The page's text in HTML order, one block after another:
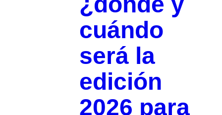
cuándo
será la
edición
2026 para